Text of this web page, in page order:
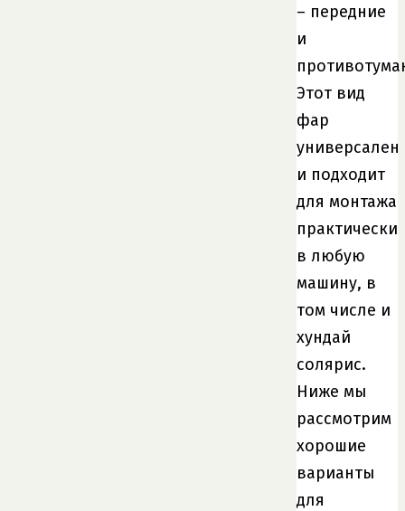
– передние
и
Этот вид
фар
универсален
и подходит
для монтажа
практически
в любую
машину, в
том числе и
хундай
солярис.
Ниже мы
рассмотрим
хорошие
варианты
для